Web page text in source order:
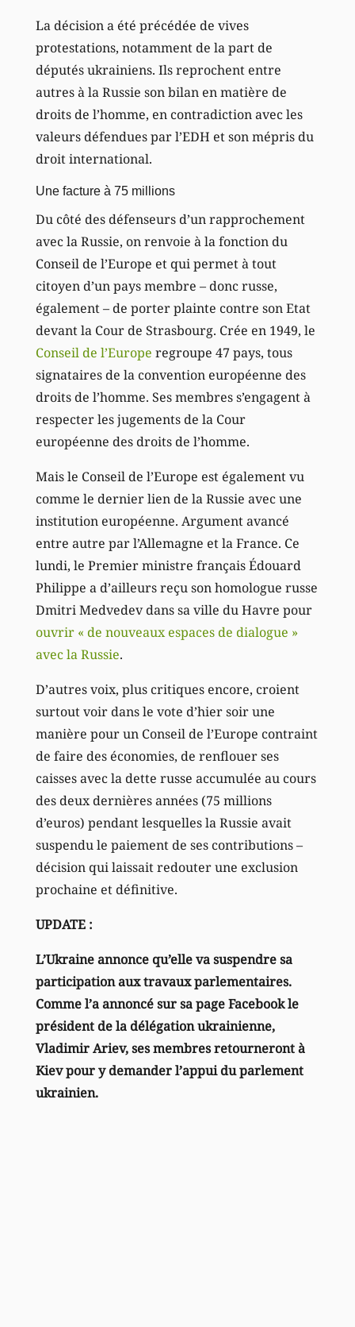
La décision a été précédée de vives
protestations, notamment de la part de
députés ukrainiens. Ils reprochent entre
autres à la Russie son bilan en matière de
droits de l’homme, en contradiction avec les
valeurs défendues par l’EDH et son mépris du
droit international.
Une facture à 75 millions
Du côté des défenseurs d’un rapprochement
avec la Russie, on renvoie à la fonction du
Conseil de l’Europe et qui permet à tout
citoyen d’un pays membre – donc russe,
également – de porter plainte contre son Etat
devant la Cour de Strasbourg. Crée en 1949, le
Conseil de l’Europe regroupe 47 pays, tous
signataires de la convention européenne des
droits de l’homme. Ses membres s’engagent à
respecter les jugements de la Cour
européenne des droits de l’homme.
Mais le Conseil de l’Europe est également vu
comme le dernier lien de la Russie avec une
institution européenne. Argument avancé
entre autre par l’Allemagne et la France. Ce
lundi, le Premier ministre français Édouard
Philippe a d’ailleurs reçu son homologue russe
Dmitri Medvedev dans sa ville du Havre pour
ouvrir « de nouveaux espaces de dialogue »
avec la Russie.
D’autres voix, plus critiques encore, croient
surtout voir dans le vote d’hier soir une
manière pour un Conseil de l’Europe contraint
de faire des économies, de renflouer ses
caisses avec la dette russe accumulée au cours
des deux dernières années (75 millions
d’euros) pendant lesquelles la Russie avait
suspendu le paiement de ses contributions –
décision qui laissait redouter une exclusion
prochaine et définitive.
UPDATE :
L’Ukraine annonce qu’elle va suspendre sa
participation aux travaux parlementaires.
Comme l’a annoncé sur sa page Facebook le
président de la délégation ukrainienne,
Vladimir Ariev, ses membres retourneront à
Kiev pour y demander l’appui du parlement
ukrainien.